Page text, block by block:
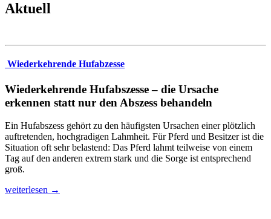
Aktuell
Wiederkehrende Hufabzesse
Wiederkehrende Hufabszesse – die Ursache
erkennen statt nur den Abszess behandeln
Ein Hufabszess gehört zu den häufigsten Ursachen einer plötzlich
auftretenden, hochgradigen Lahmheit. Für Pferd und Besitzer ist die
Situation oft sehr belastend: Das Pferd lahmt teilweise von einem
Tag auf den anderen extrem stark und die Sorge ist entsprechend
groß.
weiterlesen →